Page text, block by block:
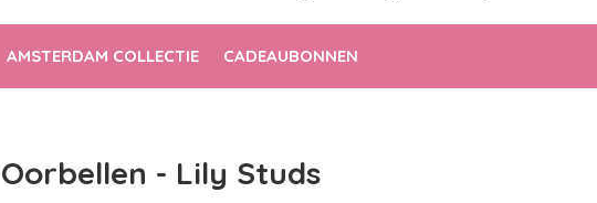
AMSTERDAM COLLECTIE CADEAUBONNEN
Oorbellen - Lily Studs